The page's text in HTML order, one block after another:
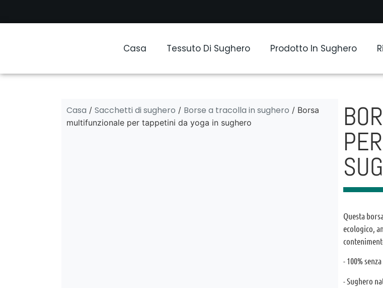
Casa Tessuto Di Sughero Prodotto In Sughero
Casa / Sacchetti di sughero / Borse a tracolla in sughero / Borsa
multifunzionale per tappetini da yoga in sughero
Questa
ecologico,
- 100%
- Sughero